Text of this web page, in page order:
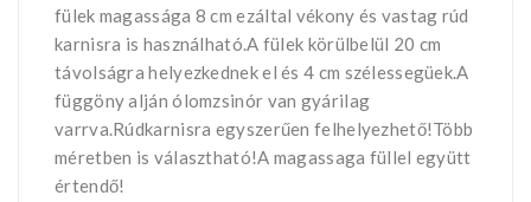
fülek magassága 8 cm ezáltal vékony és vastag rúd
karnisra is használható.A fülek körülbelül 20 cm
távolságra helyezkednek el és 4 cm szélessegüek.A
függöny alján ólomzsinór van gyárilag
varrva.Rúdkarnisra egyszerűen felhelyezhető!Több
méretben is választható!A magassaga füllel együtt
értendő!